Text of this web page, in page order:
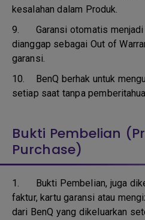
kesalahan dalam Produk.
9. Garansi otomatis
dianggap sebagai Out of
garansi.
10. BenQ berhak untuk
setiap saat tanpa
Bukti Pembelian
Purchase)
1. Bukti Pembelian, juga
faktur, kartu garansi atau
dari BenQ yang dikeluarkan